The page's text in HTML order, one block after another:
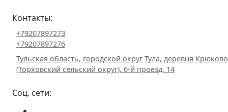
Контакты:
+79207897273
+79207897276
Тульская область, городской округ Тула, деревня Крюково
(Торховский сельский округ), 6-й проезд, 14
Соц. сети: